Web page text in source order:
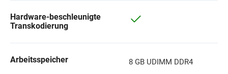
Hardware-beschleunigte
Transkodierung
Arbeitsspeicher 8 GB UDIMM DDR4